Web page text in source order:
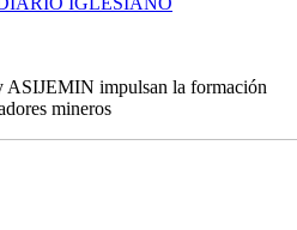
ASIJEMIN impulsan la formación
mineros